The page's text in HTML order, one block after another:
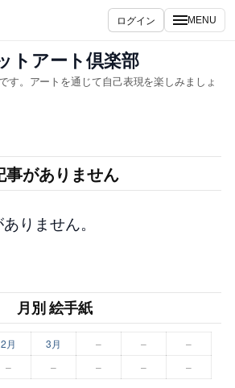
ログイン MENU
トアート倶楽部
す。アートを通じて自己表現を楽しみましょ
事がありません
りません。
月別 絵手紙
2月 3月 – –
–
– – – – –